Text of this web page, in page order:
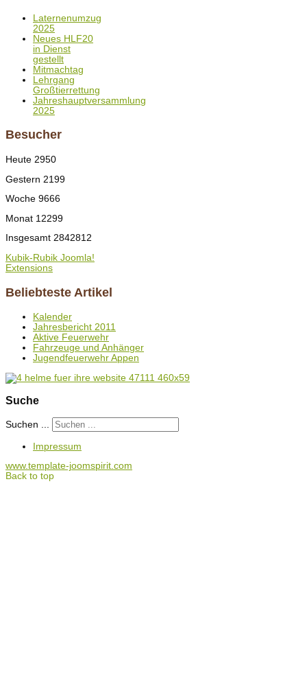
Laternenumzug
2025
Neues HLF20
in Dienst
gestellt
Mitmachtag
Lehrgang
Großtierrettung
Jahreshauptversammlung
2025
Besucher
Heute 2950
Gestern 2199
Woche 9666
Monat 12299
Insgesamt 2842812
Kubik-Rubik Joomla!
Extensions
Beliebteste Artikel
Kalender
Jahresbericht 2011
Aktive Feuerwehr
Fahrzeuge und Anhänger
Jugendfeuerwehr Appen
Suche
Suchen ...
Impressum
www.template-joomspirit.com
Back to top